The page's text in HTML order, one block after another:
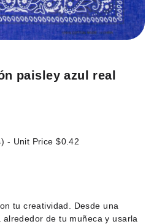
paisley azul real
- Unit Price$0.42
tu creatividad. Desde una
de tu muñeca y usarla